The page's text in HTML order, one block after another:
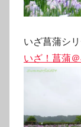
いざ菖蒲シ
いざ！菖蒲